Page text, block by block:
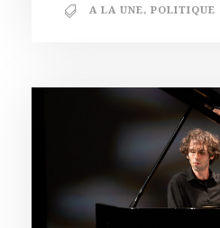
A LA UNE, POLITIQUE